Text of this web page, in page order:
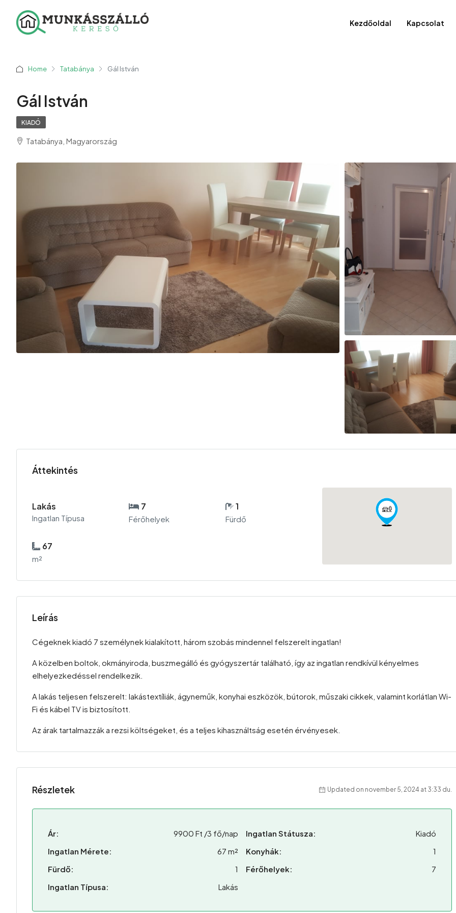
Kezdőoldal Kapcsolat
Home Tatabánya Gál István
Gál István
KIADÓ
Tatabánya, Magyarország
Áttekintés
Lakás
Ingatlan Típusa
7
Férőhelyek
1
Fürdő
67
m²
Leírás
Cégeknek kiadó 7 személynek kialakított, három szobás mindennel felszerelt ingatlan!
A közelben boltok, okmányiroda, buszmegálló és gyógyszertár található, így az ingatlan rendkívül kényelmes
elhelyezkedéssel rendelkezik.
A lakás teljesen felszerelt: lakástextíliák, ágyneműk, konyhai eszközök, bútorok, műszaki cikkek, valamint korlátlan Wi-
Fi és kábel TV is biztosított.
Az árak tartalmazzák a rezsi költségeket, és a teljes kihasználtság esetén érvényesek.
Részletek Updated on november 5, 2024 at 3:33 du.
Ár:
9900 Ft /3 fő/nap
Ingatlan Mérete:
67 m²
Fürdő:
1
Ingatlan Típusa:
Lakás
Ingatlan Státusza:
Kiadó
Konyhák:
1
Férőhelyek:
7